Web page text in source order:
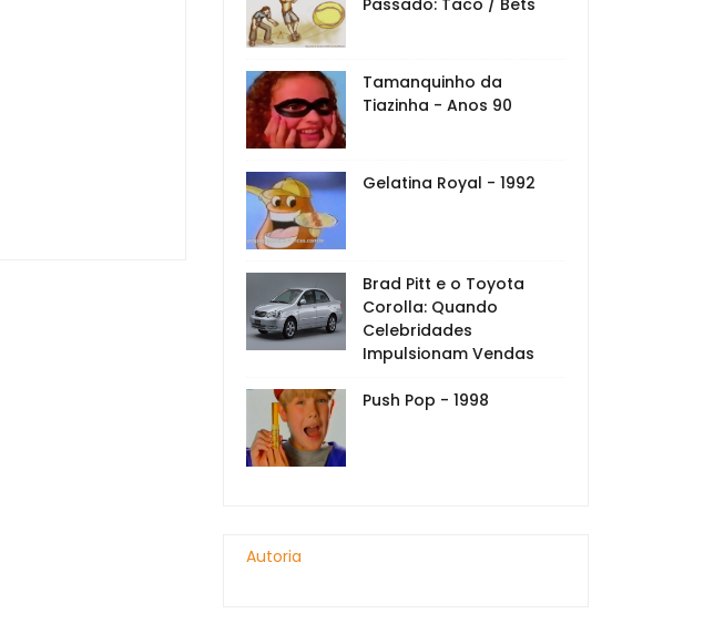
Passado: Taco / Bets
Tamanquinho da
Tiazinha - Anos 90
Gelatina Royal - 1992
Brad Pitt e o Toyota
Corolla: Quando
Celebridades
Impulsionam Vendas
Push Pop - 1998
Autoria